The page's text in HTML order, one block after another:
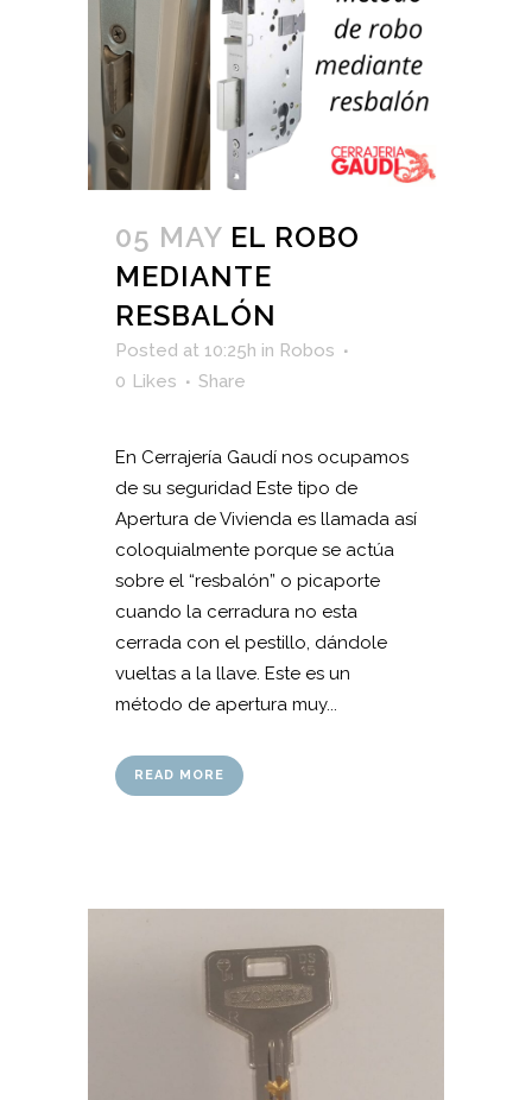
05 MAY EL ROBO
MEDIANTE
RESBALÓN
Posted at 10:25h in Robos
0 Likes Share
En Cerrajería Gaudí nos ocupamos
de su seguridad Este tipo de
Apertura de Vivienda es llamada así
coloquialmente porque se actúa
sobre el “resbalón” o picaporte
cuando la cerradura no esta
cerrada con el pestillo, dándole
vueltas a la llave. Este es un
método de apertura muy...
READ MORE